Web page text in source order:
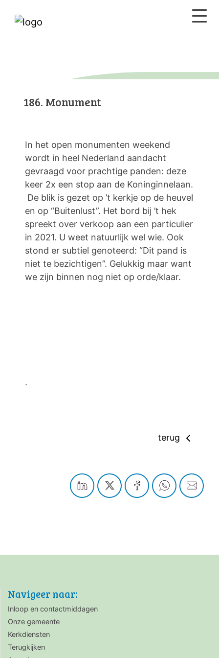
186. Monument
In het open monumenten weekend
wordt in heel Nederland aandacht
gevraagd voor prachtige panden: deze
keer 2x een stop aan de Koninginnelaan.
De blik is gezet op ’t kerkje op de heuvel
en op “Buitenlust”. Het bord bij ’t hek
spreekt over verkoop aan een particulier
in 2021. U weet natuurlijk wel wie. Ook
stond er subtiel genoteerd: “Dit pand is
niet te bezichtigen”. Gelukkig maar want
we zijn binnen nog niet op orde/klaar.
.
terug
Navigeer naar:
Inloop en contactmiddagen
Onze gemeente
Kerkdiensten
Terugkijken